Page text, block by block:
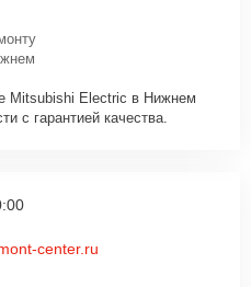
Mitsubishi Electric в Нижнем
с гарантией качества.
center.ru